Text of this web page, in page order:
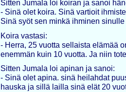
Sitten Jumala loi koiran ja sanoi
- Sinä olet koira. Sinä vartioit
Sinä syöt sen minkä ihminen
Koira vastasi:
- Herra, 25 vuotta sellaista elämää
enemmän kuin 10 vuotta. Ja niin
Sitten Jumala loi apinan ja sanoi:
- Sinä olet apina. sinä heilahdat
hauska ja sillä lailla sinä elät 20